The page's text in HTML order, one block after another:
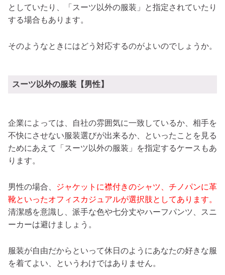
としていたり、「スーツ以外の服装」と指定されていたり
する場合もあります。
そのようなときにはどう対応するのがよいのでしょうか。
スーツ以外の服装【男性】
企業によっては、自社の雰囲気に一致しているか、相手を
不快にさせない服装選びが出来るか、といったことを見る
ためにあえて「スーツ以外の服装」を指定するケースもあ
ります。
男性の場合、
ジャケットに襟付きのシャツ、チノパンに革
靴といったオフィスカジュアルが選択肢としてあります。
清潔感を意識し、派手な色や七分丈やハーフパンツ、スニ
ーカーは避けましょう。
服装が自由だからといって休日のようにあなたの好きな服
を着てよい、というわけではありません。